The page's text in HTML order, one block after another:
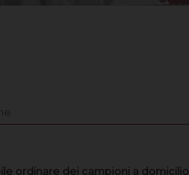
ordinare dei campioni a domicilio